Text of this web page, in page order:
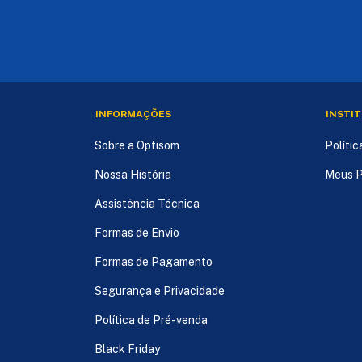
INFORMAÇÕES
Sobre a Optisom
Nossa História
Assistência Técnica
Formas de Envio
Formas de Pagamento
Segurança e Privacidade
Política de Pré-venda
Black Friday
Meus